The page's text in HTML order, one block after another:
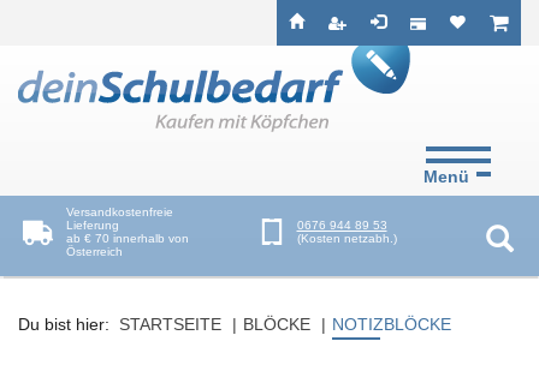
ist leerist
Menü
Versandkostenfreie
Lieferung
ab € 70 innerhalb von
Österreich
0676 944 89 53
(Kosten netzabh.)
Du bist hier: STARTSEITE BLÖCKE NOTIZBLÖCKE